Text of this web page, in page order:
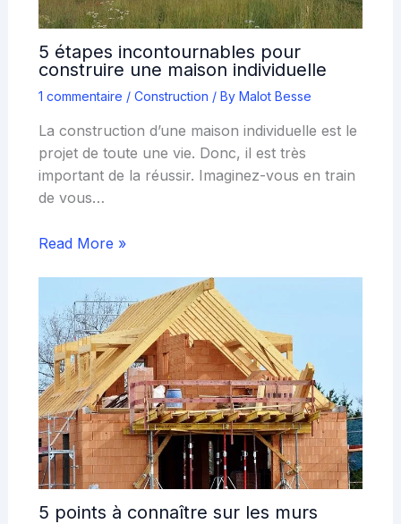
5 étapes incontournables pour
construire une maison individuelle
1 commentaire / Construction / By Malot Besse
La construction d’une maison individuelle est le
projet de toute une vie. Donc, il est très
important de la réussir. Imaginez-vous en train
de vous…
Read More »
5 points à connaître sur les murs